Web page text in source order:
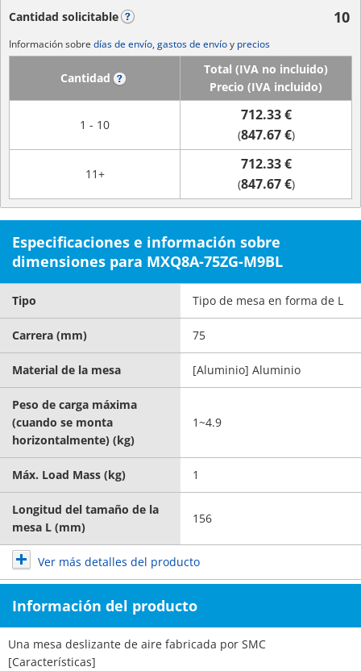
Cantidad solicitable 10
Información sobre días de envío, gastos de envíoy precios
Cantidad
Total (IVA no incluido)
Precio (IVA incluido)
1 - 10
712.33 €
(847.67 €)
11+
712.33 €
(847.67 €)
Especificaciones e información sobre
dimensiones para MXQ8A-75ZG-M9BL
Tipo Tipo de mesa en forma de L
Carrera (mm) 75
Material de la mesa [Aluminio] Aluminio
Peso de carga máxima
(cuando se monta
horizontalmente) (kg)
1~4.9
Máx. Load Mass (kg) 1
Longitud del tamaño de la
mesa L (mm)
156
Ver más detalles del producto
Información del producto
Una mesa deslizante de aire fabricada por SMC
[Características]